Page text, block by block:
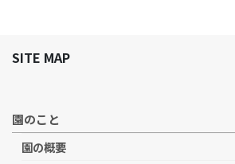
SITE MAP
園のこと
園の概要